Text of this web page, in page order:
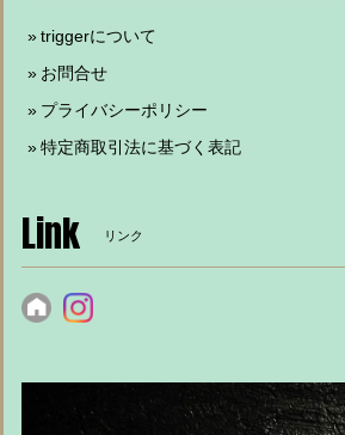
triggerについて
お問合せ
プライバシーポリシー
特定商取引法に基づく表記
Link リンク